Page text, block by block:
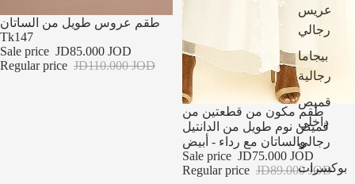
عريس
رجالي
بيجاما
رجالية
قميص
داخلي
رجالي
بوكسرات
تخفيضات
طقم عروس طويل من الساتان
Tk147
Sale price JD85.000 JOD
Regular price JD110.000 JOD
تخفيضات
طقم مكون من قطعتين من
قميص نوم طويل من الدانتيل
والساتان مع رداء - أبيض
Sale price JD75.000 JOD
Regular price JD89.000 JOD